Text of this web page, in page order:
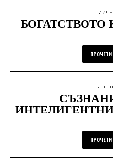
БОГАТСТВОТО
ПРОЧЕТИ
ПРОЧЕТИ